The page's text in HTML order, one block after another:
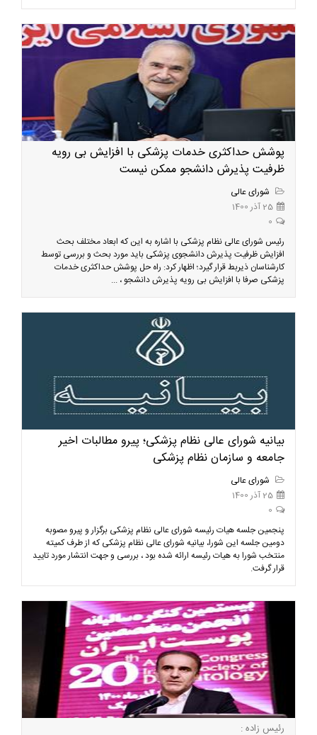
پوشش حداکثری خدمات پزشکی با افزایش بی رویه
ظرفیت پذیرش دانشجو ممکن نیست
شورای عالی
25 آذر 1400
0
رئیس شورای عالی نظام پزشکی با اشاره به این که ابعاد مختلف بحث
افزایش ظرفیت پذیرش دانشجوی پزشکی باید مورد بحث و بررسی توسط
کارشناسان ذیربط قرار گیرد؛ اظهار کرد: راه حل پوشش حداکثری خدمات
پزشکی صرفا با افزایش بی رویه پذیرش دانشجو ، ...
بیانیه شورای عالی نظام پزشکی؛ پیرو مطالبات اخیر
جامعه و سازمان نظام پزشکی
شورای عالی
25 آذر 1400
0
پنجمین جلسه هیات رئیسه شورای عالی نظام پزشکی برگزار و پیرو مصوبه
دومین جلسه این شورا، بیانیه شورای عالی نظام پزشکی که از طرف کمیته
منتخب شورا به هیات رئیسه ارائه شده بود ، بررسی و جهت انتشار مورد تایید
قرار گرفت.
رئیس زاده :